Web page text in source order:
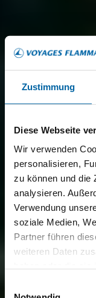
Zustimmung
Diese Webseite
Wir verwenden
personalisieren,
zu können und die
analysieren.
Verwendung
soziale Medien,
Partner führen
weiteren Daten